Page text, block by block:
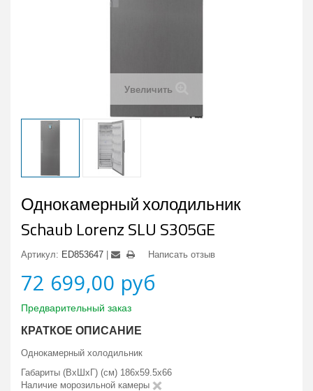
Увеличить
Однокамерный холодильник
Schaub Lorenz SLU S305GE
Артикул: ED853647 Написать отзыв
72 699,00 руб
Предварительный заказ
КРАТКОЕ ОПИСАНИЕ
Однокамерный холодильник
Габариты (ВxШxГ) (см) 186x59.5x66
Наличие морозильной камеры